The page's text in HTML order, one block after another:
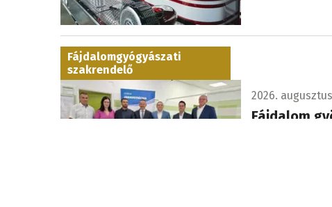
Fájdalomgyógyászati
szakrendelő
2026.
Fájdalom